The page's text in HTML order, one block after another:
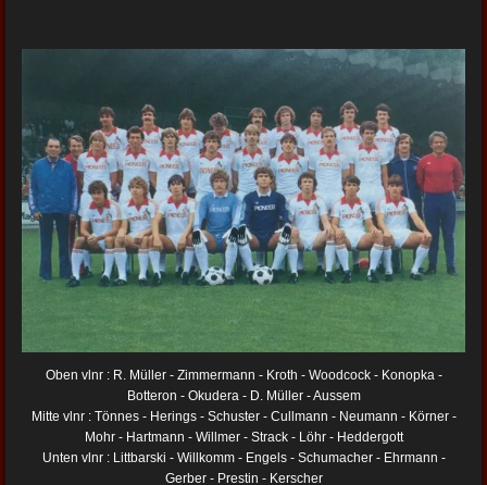
Oben vlnr : R. Müller - Zimmermann - Kroth - Woodcock - Konopka -
Botteron - Okudera - D. Müller - Aussem
Mitte vlnr : Tönnes - Herings - Schuster - Cullmann - Neumann - Körner -
Mohr - Hartmann - Willmer - Strack - Löhr - Heddergott
Unten vlnr : Littbarski - Willkomm - Engels - Schumacher - Ehrmann -
Gerber - Prestin - Kerscher